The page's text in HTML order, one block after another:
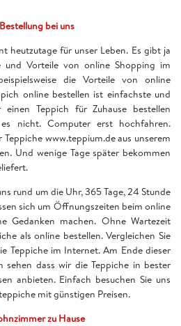
bei uns
heutzutage für unser Leben. Es gibt ja
und Vorteile von online Shopping im
die Vorteile von online
online bestellen ist einfachste und
Teppich für Zuhause bestellen
nicht. Computer erst hochfahren.
www.teppium.de aus unserem
Und wenige Tage später bekommen
rund um die Uhr, 365 Tage, 24 Stunde
sich um Öffnungszeiten beim online
Gedanken machen. Ohne Wartezeit
als online bestellen. Vergleichen Sie
Teppiche im Internet. Am Ende dieser
sehen dass wir die Teppiche in bester
anbieten. Einfach besuchen Sie uns
mit günstigen Preisen.
zu Hause